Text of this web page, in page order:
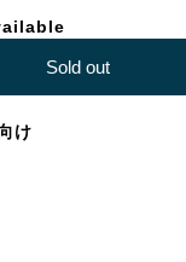
Sold out
け